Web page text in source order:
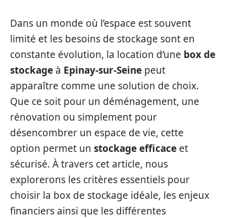
Dans un monde où l’espace est souvent
limité et les besoins de stockage sont en
constante évolution, la location d’une box de
stockage à Epinay-sur-Seine peut
apparaître comme une solution de choix.
Que ce soit pour un déménagement, une
rénovation ou simplement pour
désencombrer un espace de vie, cette
option permet un stockage efficace et
sécurisé. À travers cet article, nous
explorerons les critères essentiels pour
choisir la box de stockage idéale, les enjeux
financiers ainsi que les différentes